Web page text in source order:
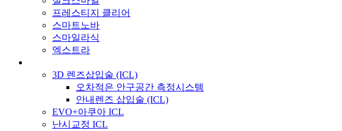
프레스티지 클리어
스마트노바
스마일라식
엑스트라
3D 렌즈삽입술 (ICL)
오차적은 안구공간 측정시스템
안내렌즈 삽입술 (ICL)
EVO+아쿠아 ICL
난시교정 ICL